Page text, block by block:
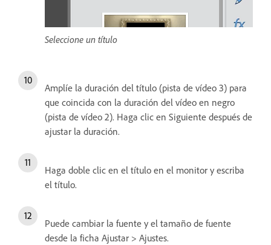
Seleccione un título
Amplíe la duración del título (pista de vídeo 3) para
que coincida con la duración del vídeo en negro
(pista de vídeo 2). Haga clic en Siguiente después de
ajustar la duración.
Haga doble clic en el título en el monitor y escriba
el título.
Puede cambiar la fuente y el tamaño de fuente
desde la ficha Ajustar > Ajustes.